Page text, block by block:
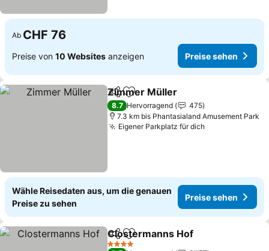
Ab CHF 76
Preise von 10 Websites anzeigen Preise sehen
TeilenZu Favoriten hinzufügen
Zimmer Müller
8.7 Hervorragend
475
7.3 km bis Phantasialand Amusement Park
Eigener Parkplatz für dich
Wähle Reisedaten aus, um die genauen
Preise zu sehen
Preise sehen
TeilenZu Favoriten hinzufügen
Clostermanns Hof
4 Sterne